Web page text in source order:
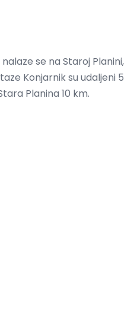
se na Staroj Planini,
Konjarnik su udaljeni 5
Planina 10 km.